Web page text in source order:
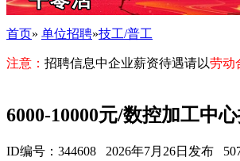
首页» 单位招聘»技工/普工
注意： 招聘信息中企业薪资待遇请以劳动
6000-10000元/数控加工中
ID编号：344608 2026年7月26日发布